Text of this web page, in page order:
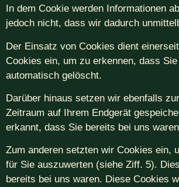
In dem Cookie werden Informationen
jedoch nicht, dass wir dadurch
Der Einsatz von Cookies dient
Cookies ein, um zu erkennen, dass
automatisch gelöscht.
Darüber hinaus setzen wir ebenfalls
Zeitraum auf Ihrem Endgerät
erkannt, dass Sie bereits bei uns
Zum anderen setzten wir Cookies ein,
für Sie auszuwerten (siehe Ziff. 5).
bereits bei uns waren. Diese Cookies